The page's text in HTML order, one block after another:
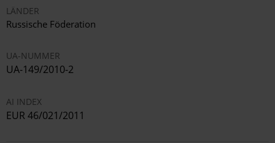
LÄNDER
Russische Föderation
UA-NUMMER
UA-149/2010-2
AI INDEX
EUR 46/021/2011